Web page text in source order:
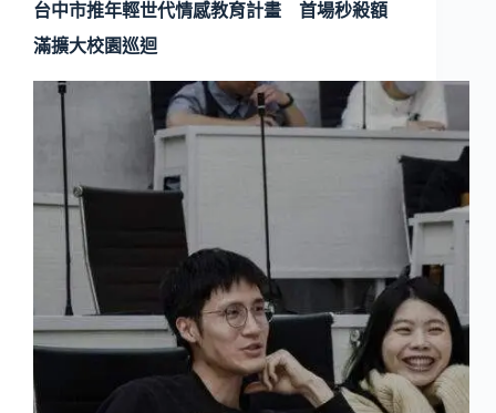
台中市推年輕世代情感教育計畫 首場秒殺額
滿擴大校園巡迴